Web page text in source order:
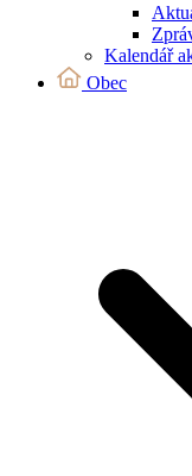
Kalendář
Obec